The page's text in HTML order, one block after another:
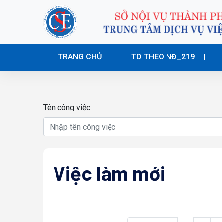
TRANG CHỦ TD THEO NĐ_219
Tên công việc
Việc làm mới